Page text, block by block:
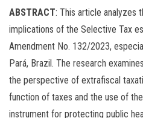
ABSTRACT: This article analyzes
implications of the Selective Tax
Amendment No. 132/2023,
Pará, Brazil. The research
the perspective of extrafiscal
function of taxes and the use of the
instrument for protecting public